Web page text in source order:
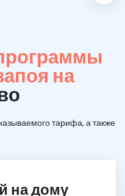
на
тарифа, а также
на дому